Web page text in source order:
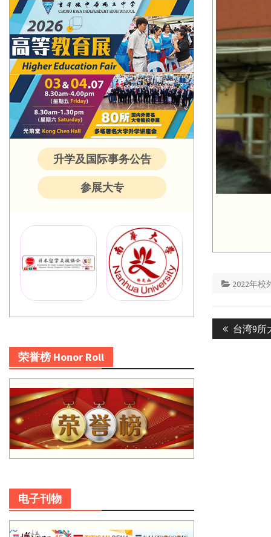
2022年校
Post
Previous
post:
台湾9所
升学及国际事务公告
参展大专
荣誉榜 Honor Roll
电子刊物